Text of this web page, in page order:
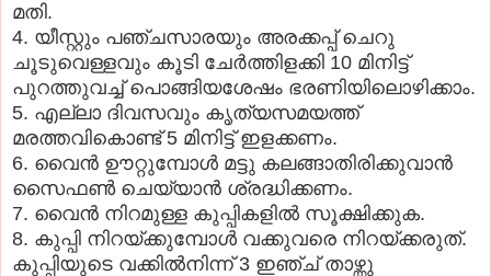
മതി.
4. യീസ്റ്റും പഞ്ചസാരയും അരക്കപ്പ് ചെറു
ചൂടുവെള്ളവും കൂടി ചേര്‍ത്തിളക്കി 10 മിനിട്ട്
പുറത്തുവച്ച് പൊങ്ങിയശേഷം ഭരണിയിലൊഴിക്കാം.
5. എല്ലാ ദിവസവും കൃത്യസമയത്ത്
മരത്തവികൊണ്ട് 5 മിനിട്ട് ഇളക്കണം.
6. വൈന്‍ ഊറ്റുമ്പോള്‍ മട്ടു കലങ്ങാതിരിക്കുവാന്‍
സൈഫണ്‍ ചെയ്യാന്‍ ശ്രദ്ധിക്കണം.
7. വൈന്‍ നിറമുള്ള കുപ്പികളില്‍ സൂക്ഷിക്കുക.
8. കുപ്പി നിറയ്ക്കുമ്പോള്‍ വക്കുവരെ നിറയ്ക്കരുത്.
കുപ്പിയുടെ വക്കില്‍നിന്ന് 3 ഇഞ്ച് താഴ്ന്നു